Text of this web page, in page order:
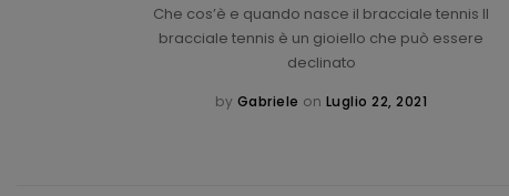
Che cos’è e quando nasce il bracciale tennis Il
bracciale tennis è un gioiello che può essere
declinato
by Gabriele on Luglio 22, 2021